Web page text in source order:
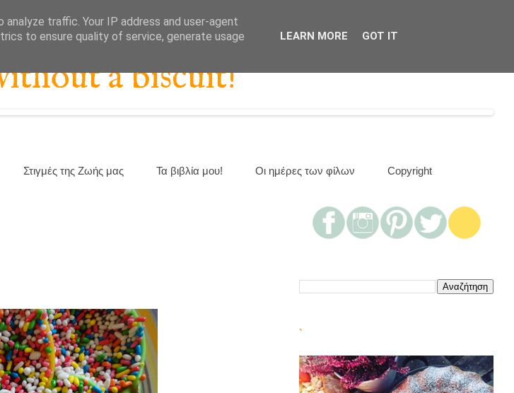
a biscuit!
Στιγμές της Ζωής μας Τα βιβλία μου! Οι ημέρες των φίλων Copyright
`
traffic. Your IP address and user-agent
to ensure quality of service, generate usage
LEARN MORE GOT IT